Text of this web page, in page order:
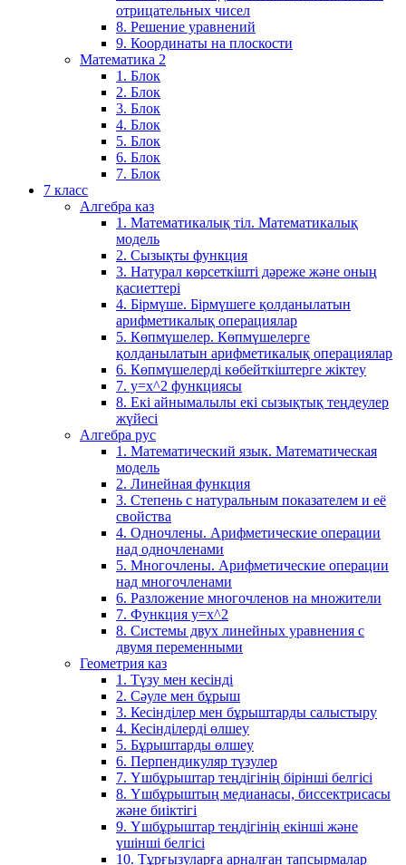
отрицательных чисел
8. Решение уравнений
9. Координаты на плоскости
Математика 2
1. Блок
2. Блок
3. Блок
4. Блок
5. Блок
6. Блок
7. Блок
7 класс
Алгебра каз
1. Математикалық тіл. Математикалық
модель
2. Сызықты функция
3. Натурал көрсеткішті дәреже және оның
қасиеттері
4. Бірмүше. Бірмүшеге қолданылатын
арифметикалық операциялар
5. Көпмүшелер. Көпмүшелерге
қолданылатын арифметикалық операциялар
6. Көпмүшелерді көбейткіштерге жіктеу
7. у=х^2 функциясы
8. Екі айнымалылы екі сызықтық теңдеулер
жүйесі
Алгебра рус
1. Математический язык. Математическая
модель
2. Линейная функция
3. Степень с натуральным показателем и её
свойства
4. Одночлены. Арифметические операции
над одночленами
5. Многочлены. Арифметические операции
над многочленами
6. Разложение многочленов на множители
7. Функция y=x^2
8. Системы двух линейных уравнения с
двумя переменными
Геометрия каз
1. Түзу мен кесінді
2. Сәуле мен бұрыш
3. Кесінділер мен бұрыштарды салыстыру
4. Кесінділерді өлшеу
5. Бұрыштарды өлшеу
6. Перпендикуляр түзулер
7. Үшбұрыштар теңдігінің бірінші белгісі
8. Үшбұрыштың медианасы, биссектрисасы
және биіктігі
9. Үшбұрыштар теңдігінің екінші және
үшінші белгісі
10. Тұрғызуларға арналған тапсырмалар